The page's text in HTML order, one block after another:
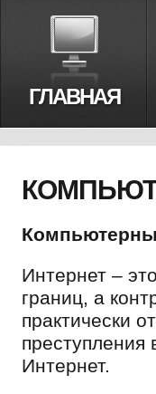
ГЛАВНАЯ
Интернет –
границ, а
практически
преступления
Интернет.